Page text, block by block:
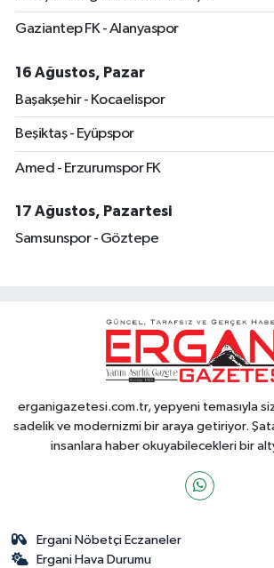
Gaziantep FK - Alanyaspor
16 Ağustos, Pazar
Başakşehir - Kocaelispor
Beşiktaş - Eyüpspor
Amed - Erzurumspor FK
17 Ağustos, Pazartesi
Samsunspor - Göztepe
erganigazetesi.com.tr, yepyeni temasıyla
sadelik ve modernizmi bir araya getiriyor.
insanlara haber okuyabilecekleri bir
Ergani Nöbetçi Eczaneler
Ergani Hava Durumu